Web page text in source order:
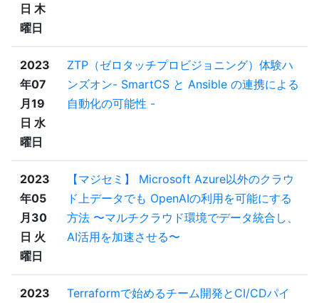
日 木
曜日
2023
年07
月19
日 水
曜日
ZTP（ゼロタッチプロビジョニング）体験ハ
ンズオン- SmartCS と Ansible の連携による
自動化の可能性 -
2023
年05
月30
日 火
曜日
【マジセミ】 Microsoft Azure以外のクラウ
ド上データでも OpenAIの利用を可能にする
方法 〜マルチクラウド環境でデータ統合し、
AI活用を加速させる〜
2023
Terraformで始めるチーム開発とCI/CDパイ